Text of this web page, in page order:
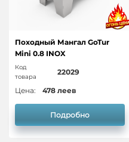
Походный Мангал GoTur
Mini 0.8 INOX
Код
товара
22029
Цена: 478 леев
Подробно